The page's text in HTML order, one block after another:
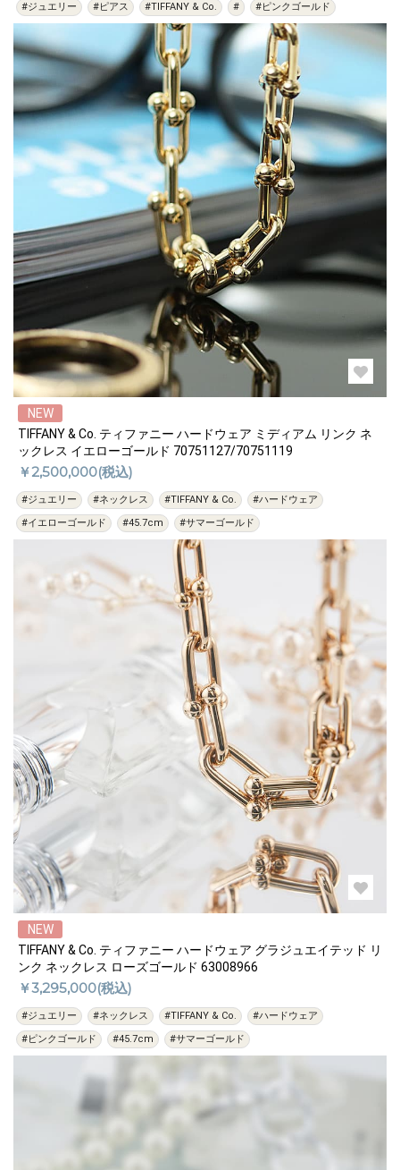
#ジュエリー #ピアス #TIFFANY & Co. # #ピンクゴールド
NEW
TIFFANY & Co. ティファニー ハードウェア ミディアム リンク ネ
ックレス イエローゴールド 70751127/70751119
￥2,500,000(税込)
#ジュエリー #ネックレス #TIFFANY & Co.
#ハードウェア
#イエローゴールド
#45.7cm #サマーゴールド
NEW
TIFFANY & Co. ティファニー ハードウェア グラジュエイテッド リ
ンク ネックレス ローズゴールド 63008966
￥3,295,000(税込)
#ジュエリー #ネックレス #TIFFANY & Co.
#ハードウェア
#ピンクゴールド
#45.7cm #サマーゴールド